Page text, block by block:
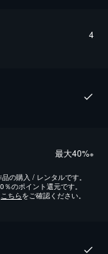
4
最⼤40%※
の購入 / レンタルです。
のポイント還元です。
こちらをご確認ください。